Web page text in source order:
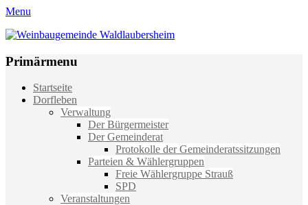
Menu
Weinbaugemeinde Waldlaubersheim
Primärmenu
Weiter
zum
Startseite
Dorfleben
Verwaltung
Der Bürgermeister
Der Gemeinderat
Protokolle der Gemeinderatssitzungen
Parteien & Wählergruppen
Freie Wählergruppe Strauß
SPD
Veranstaltungen